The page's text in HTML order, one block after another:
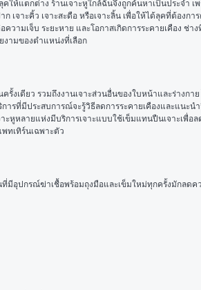
ให้แตกต่าง ร้านเจาะหูใกล้ฉันจึงถูกค้นหาเป็นประจำ
เจาะคิ้ว เจาะสะดือ หรือเจาะลิ้น เพื่อให้ได้ลุคที่ต้องก
วามเจ็บ ระยะหาย และโอกาสเกิดการระคายเคือง
งามของตำแหน่งที่เลือก
เดียว รวมถึงงานเจาะส่วนอื่นของใบหน้าและร่างกา
รที่มีประสบการณ์จะรู้วิธีลดการระคายเคืองและแนะน
หูหลายแห่งมีบริการเจาะแบบใช้เข็มแทนปืนเจาะเพื่อ
ทเทิร์นเฉพาะตัว
อุปกรณ์ฆ่าเชื้อพร้อมถุงมือและเข็มใหม่ทุกครั้งมักลดคว